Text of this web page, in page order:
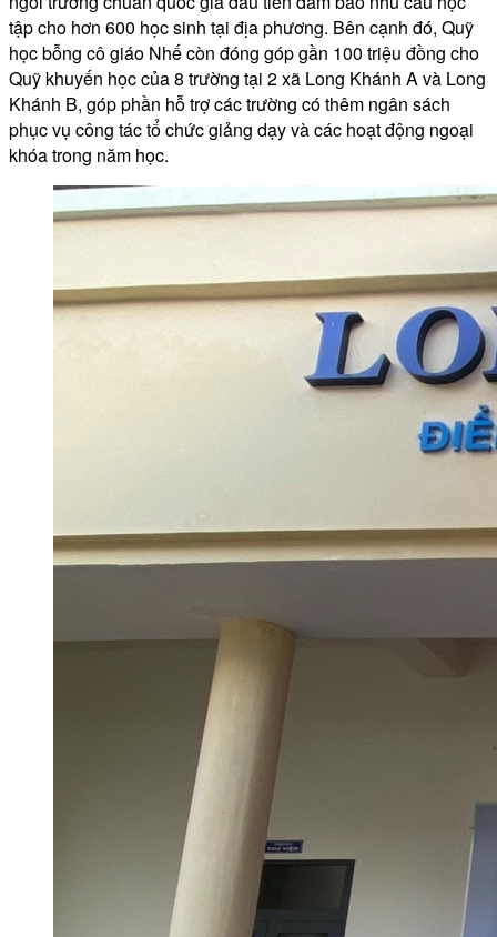
tập cho hơn 600 học sinh tại địa phương. Bên cạnh đó, Quỹ
học bỗng cô giáo Nhế còn đóng góp gần 100 triệu đồng cho
Quỹ khuyến học của 8 trường tại 2 xã Long Khánh A và Long
Khánh B, góp phần hỗ trợ các trường có thêm ngân sách
phục vụ công tác tổ chức giảng dạy và các hoạt động ngoại
khóa trong năm học.